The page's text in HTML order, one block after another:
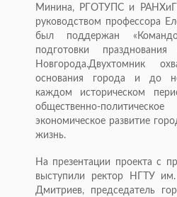
Минина, РГОТУПС и
руководством профессора
был поддержан
подготовки
Новгорода.Двухтомник
основания города и до
каждом историческом
общественно-
экономическое развитие
жизнь.
На презентации проекта с
выступили ректор НГТУ им.
Дмитриев, председатель